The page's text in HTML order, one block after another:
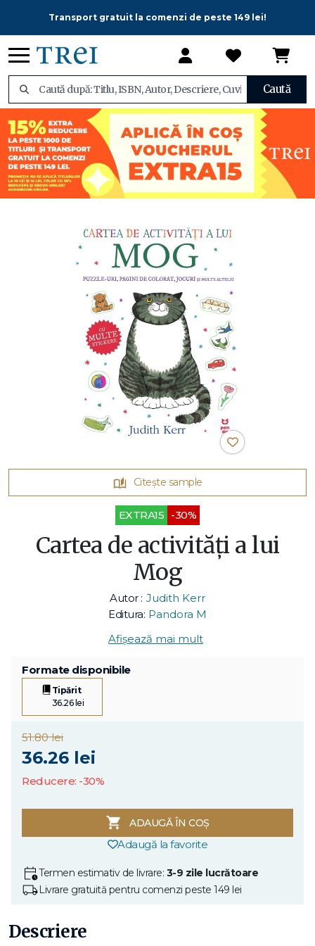
Transport gratuit la comenzi de peste 149 lei!
Caută
Citește sample
EXTRA15 -30%
Cartea de activități a lui
Mog
Autor : Judith Kerr
Editura: Pandora M
Afișează mai mult
Formate disponibile
Tipărit
36.26 lei
51.80 lei
36.26 lei
Reducere: -30%
ADAUGĂ ÎN COȘ
Adaugă la favorite
Termen estimativ de livrare: 3-9 zile lucrătoare
Livrare gratuită pentru comenzi peste 149 lei
Descriere